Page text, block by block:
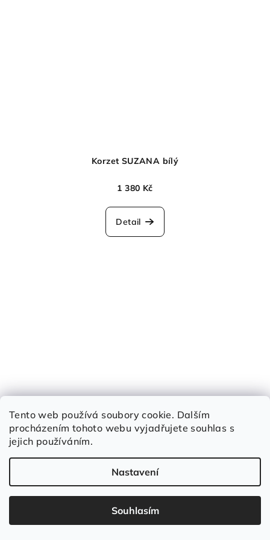
Tento web používá soubory cookie. Dalším
procházením tohoto webu vyjadřujete souhlas s
jejich používáním.
Nastavení
Souhlasím
Korzet SUZANA bílý
1 380 Kč
Detail